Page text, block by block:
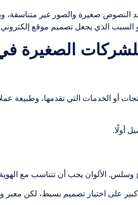
صغيرة والصور غير متناسقة،
الذي يجعل تصميم موقع
الصغيرة في
أو الخدمات التي تقدمها، وطبيعة
أولًا.
الألوان يجب أن تتناسب مع
على اختيار تصميم بسيط، لكن معبر